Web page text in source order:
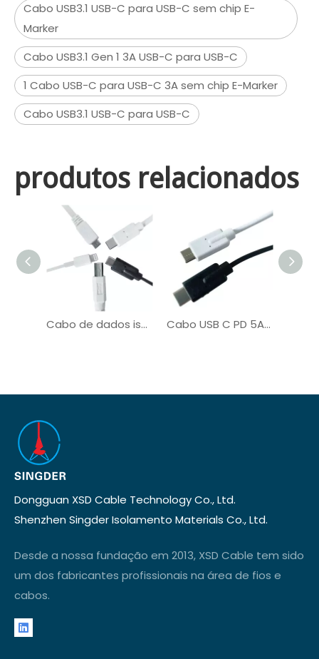
Cabo USB3.1 USB-C para USB-C sem chip E-
Marker
Cabo USB3.1 Gen 1 3A USB-C para USB-C
1 Cabo USB-C para USB-C 3A sem chip E-Marker
Cabo USB3.1 USB-C para USB-C
produtos relacionados
Cabo de dados isolado em PVC TPE Cabo USB C para C UL2725 Cobre Cabo USB C PD 5A com suporte para transferência de áudio e vídeo 4K personalizado
Dongguan XSD Cable Technology Co., Ltd.
Shenzhen Singder Isolamento Materials Co., Ltd.
Desde a nossa fundação em 2013, XSD Cable tem sido
um dos fabricantes profissionais na área de fios e
cabos.